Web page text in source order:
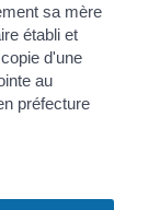
sa mère
établi et
d'une
au
préfecture